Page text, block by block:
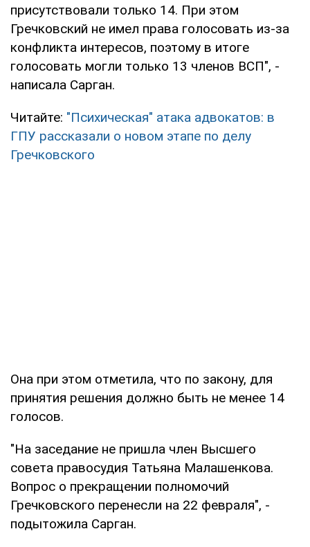
присутствовали только 14. При этом
Гречковский не имел права голосовать из-за
конфликта интересов, поэтому в итоге
голосовать могли только 13 членов ВСП", -
написала Сарган.
Читайте: "Психическая" атака адвокатов: в
ГПУ рассказали о новом этапе по делу
Гречковского
Она при этом отметила, что по закону, для
принятия решения должно быть не менее 14
голосов.
"На заседание не пришла член Высшего
совета правосудия Татьяна Малашенкова.
Вопрос о прекращении полномочий
Гречковского перенесли на 22 февраля", -
подытожила Сарган.